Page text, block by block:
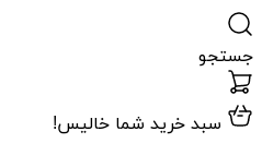
جستجو
سبد خرید شما خالیس!